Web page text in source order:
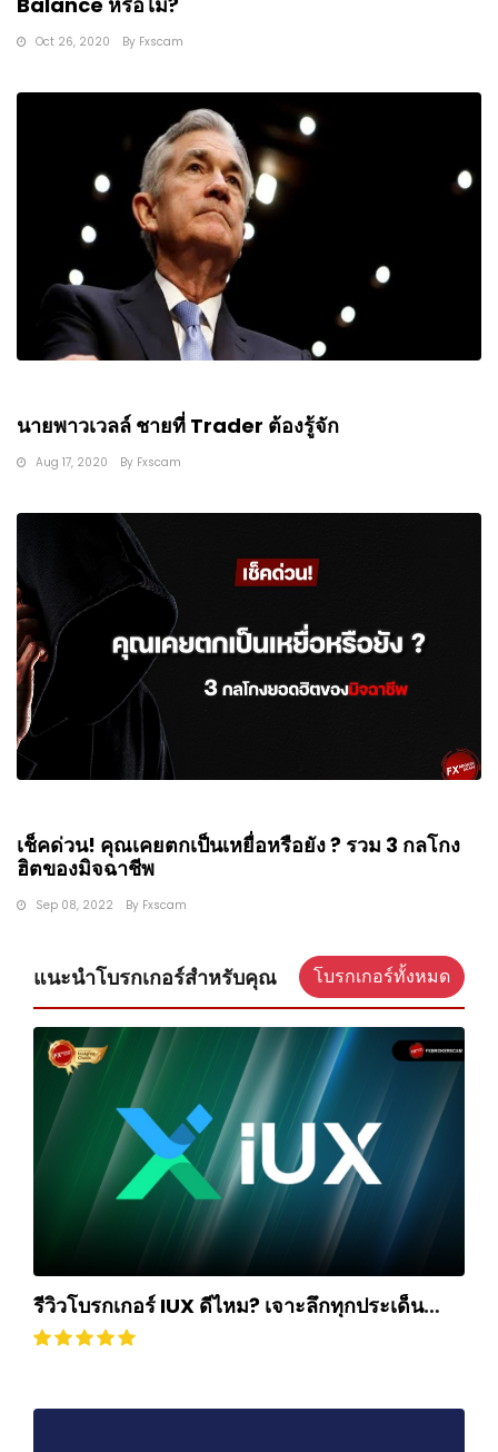
Oct 26, 2020 By Fxscam
นายพาวเวลล์ ชายที่ Trader ต้องรู้จัก
Aug 17, 2020 By Fxscam
เช็คด่วน! คุณเคยตกเป็นเหยื่อหรือยัง ? รวม 3 กลโกง
ฮิตของมิจฉาชีพ
Sep 08, 2022 By Fxscam
แนะนำโบรกเกอร์สำหรับคุณ โบรกเกอร์ทั้งหมด
รีวิวโบรกเกอร์ IUX ดีไหม? เจาะลึกทุกประเด็น
ฉบับปี 2025